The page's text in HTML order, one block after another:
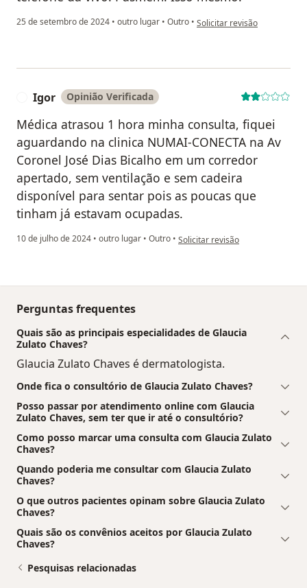
25 de setembro de 2024 • outro lugar • Outro • na opinião do utilizador José
Solicitar revisão
Igor Opinião Verificada
Médica atrasou 1 hora minha consulta, fiquei
aguardando na clinica NUMAI-CONECTA na Av
Coronel José Dias Bicalho em um corredor
apertado, sem ventilação e sem cadeira
disponível para sentar pois as poucas que
tinham já estavam ocupadas.
10 de julho de 2024 • outro lugar • Outro • na opinião do utilizador Igor
Solicitar revisão
Perguntas frequentes
Quais são as principais especialidades de Glaucia
Zulato Chaves?
Glaucia Zulato Chaves é dermatologista.
Onde fica o consultório de Glaucia Zulato Chaves?
Posso passar por atendimento online com Glaucia
Zulato Chaves, sem ter que ir até o consultório?
Como posso marcar uma consulta com Glaucia Zulato
Chaves?
Quando poderia me consultar com Glaucia Zulato
Chaves?
O que outros pacientes opinam sobre Glaucia Zulato
Chaves?
Quais são os convênios aceitos por Glaucia Zulato
Chaves?
Pesquisas relacionadas